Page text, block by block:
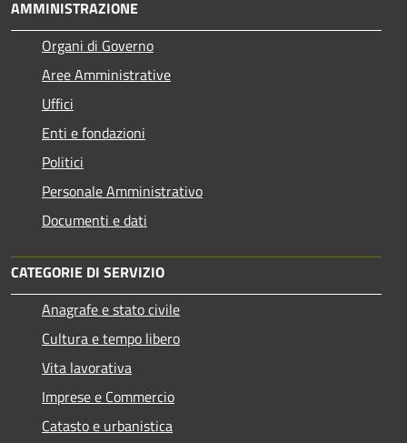
AMMINISTRAZIONE
Organi di Governo
Aree Amministrative
Uffici
Enti e fondazioni
Politici
Personale Amministrativo
Documenti e dati
CATEGORIE DI SERVIZIO
Anagrafe e stato civile
Cultura e tempo libero
Vita lavorativa
Imprese e Commercio
Catasto e urbanistica